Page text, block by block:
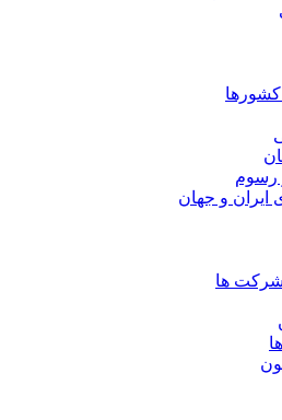
کشورها
رسوم
ایران و جهان
شرکت ها